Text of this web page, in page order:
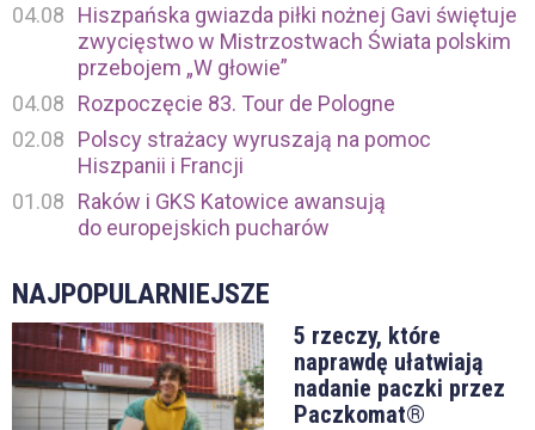
04.08
Hiszpańska gwiazda piłki nożnej Gavi świętuje
zwycięstwo w Mistrzostwach Świata polskim
przebojem „W głowie”
04.08
Rozpoczęcie 83. Tour de Pologne
02.08
Polscy strażacy wyruszają na pomoc
Hiszpanii i Francji
01.08
Raków i GKS Katowice awansują
do europejskich pucharów
NAJPOPULARNIEJSZE
5 rzeczy, które
naprawdę ułatwiają
nadanie paczki przez
Paczkomat®